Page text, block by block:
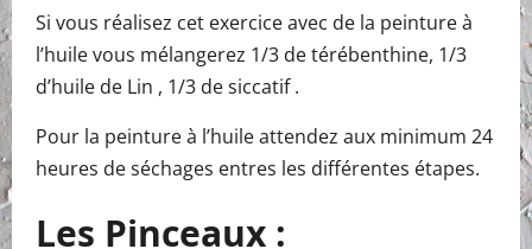
Si vous réalisez cet exercice avec de la peinture à
l’huile vous mélangerez 1/3 de térébenthine, 1/3
d’huile de Lin , 1/3 de siccatif .
Pour la peinture à l’huile attendez aux minimum 24
heures de séchages entres les différentes étapes.
Les Pinceaux :